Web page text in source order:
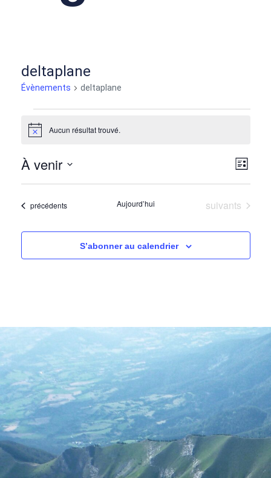
deltaplane
Évènements deltaplane
Notice Aucun résultat trouvé.
par
Liste
À venir
Sélectionnez
Évènements
précédents Aujourd’hui Évènements
suivants
S’abonner au calendrier